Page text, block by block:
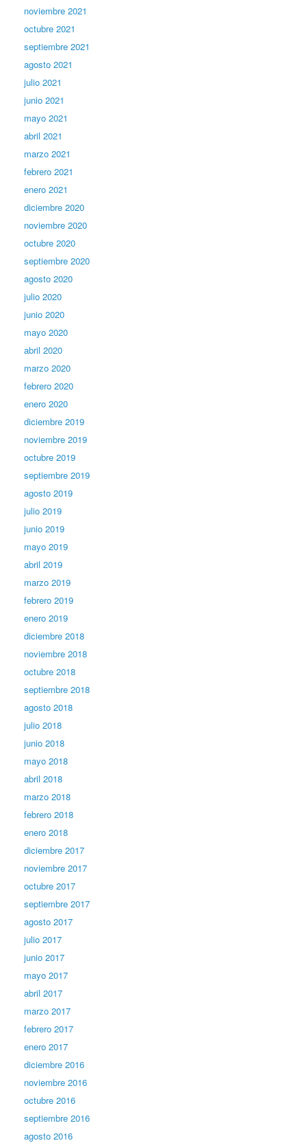
noviembre 2021
octubre 2021
septiembre 2021
agosto 2021
julio 2021
junio 2021
mayo 2021
abril 2021
marzo 2021
febrero 2021
enero 2021
diciembre 2020
noviembre 2020
octubre 2020
septiembre 2020
agosto 2020
julio 2020
junio 2020
mayo 2020
abril 2020
marzo 2020
febrero 2020
enero 2020
diciembre 2019
noviembre 2019
octubre 2019
septiembre 2019
agosto 2019
julio 2019
junio 2019
mayo 2019
abril 2019
marzo 2019
febrero 2019
enero 2019
diciembre 2018
noviembre 2018
octubre 2018
septiembre 2018
agosto 2018
julio 2018
junio 2018
mayo 2018
abril 2018
marzo 2018
febrero 2018
enero 2018
diciembre 2017
noviembre 2017
octubre 2017
septiembre 2017
agosto 2017
julio 2017
junio 2017
mayo 2017
abril 2017
marzo 2017
febrero 2017
enero 2017
diciembre 2016
noviembre 2016
octubre 2016
septiembre 2016
agosto 2016